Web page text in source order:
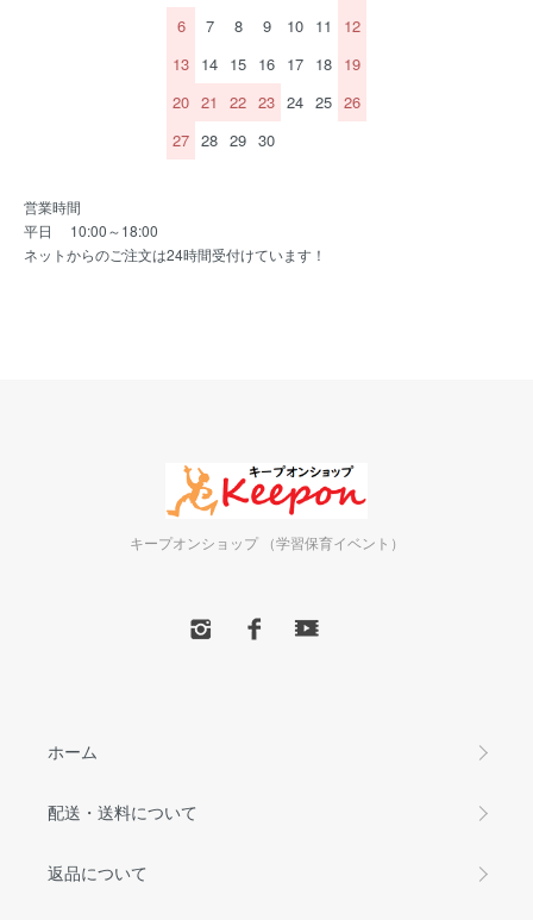
6
7 8 9 10 11
12
13 14 15 16 17 18 19
20 21 22 23 24 25 26
27 28 29 30
営業時間
平日 10:00～18:00
ネットからのご注文は24時間受付けています！
キープオンショップ （学習保育イベント）
ホーム
配送・送料について
返品について